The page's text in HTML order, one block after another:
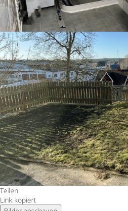
Teilen
Link kopiert